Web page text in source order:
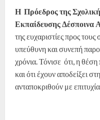
Η Πρόεδρος της
Εκπαίδευσης Δέσποινα
της ευχαριστίες προς
υπεύθυνη και συνεπή
χρόνια. Τόνισε ότι, η
και ότι έχουν αποδείξει
ανταποκριθούν με